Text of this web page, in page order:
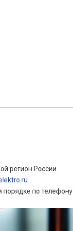
регион России.
порядке по телефону